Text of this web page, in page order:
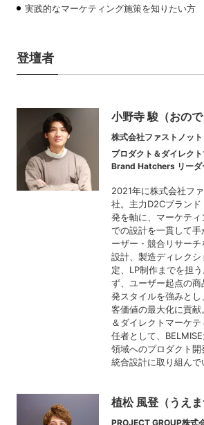
実践的なマーケティング施策を知りたい方
登壇者
小野寺 駿（おので
株式会社ファストノット
プロダクト＆ダイレク
Brand Hatchers リーダ
2021年に株式会社フ
社。主力D2Cブランド
発を軸に、マーケテ
での設計を一貫して
ーザー・競合リサー
設計、製造ディレク
定、LP制作までを担
ず、ユーザー起点の
発スタイルを強みと
客価値の最大化に貢
＆ダイレクトマーケ
任者として、
領域へのプロダクト
統合設計に取り組んで
植松 風登（うえま
PROJECT GROUP株式